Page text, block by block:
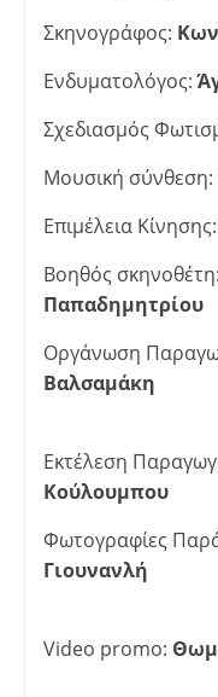
Σκηνογράφος:
Ενδυματολόγος:
Σχεδιασμός
Μουσική σύνθεση:
Επιμέλεια Κίνησης:
Βοηθός σκηνοθέτη:
Παπαδημητρίου
Οργάνωση
Εκτέλεση
Kούλουμπου
Φωτογραφίες
Γιουνανλή
Video promo: